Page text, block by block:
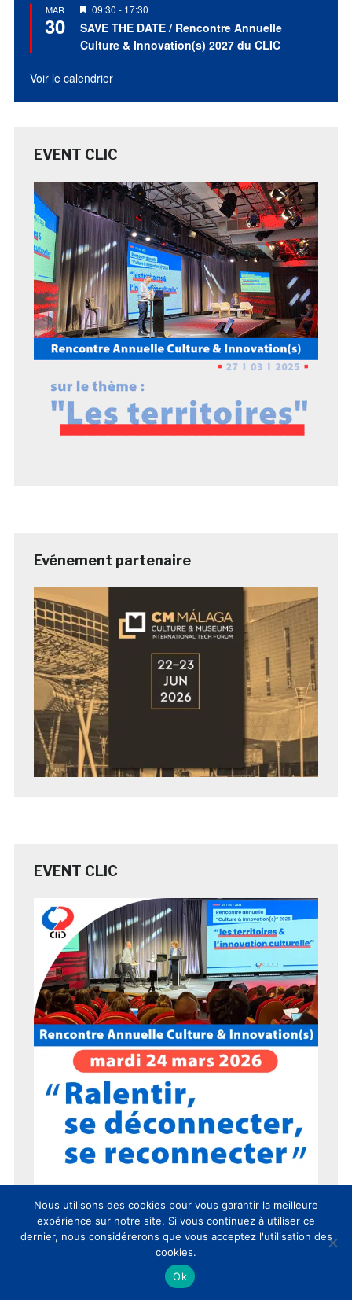
MAR
30
Mis
en
avant
09:30 - 17:30
SAVE THE DATE / Rencontre Annuelle
Culture & Innovation(s) 2027 du CLIC
Voir le calendrier
EVENT CLIC
Evénement partenaire
EVENT CLIC
15 ans du CLIC en 15 chiffres !
Nous utilisons des cookies pour vous garantir la meilleure
expérience sur notre site. Si vous continuez à utiliser ce
dernier, nous considérerons que vous acceptez l'utilisation des
cookies.
Ok